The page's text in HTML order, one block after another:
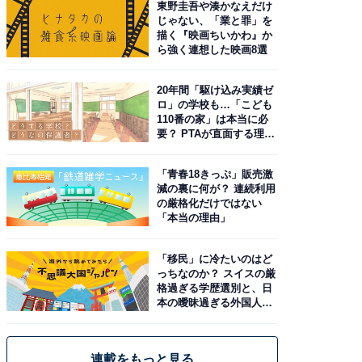
東野圭吾や湊かなえだけ
じゃない、「業と罪」を
描く『映画ちいかわ』か
ら強く連想した映画8選
20年間「駆け込み実績ゼ
ロ」の学校も…「こども
110番の家」は本当に必
要？ PTAが直面する理想
「青春18きっぷ」販売激
減の裏に何が？ 連続利用
の厳格化だけではない
「本当の理由」
「移民」に冷たいのはど
っちなのか？ スイスの厳
格過ぎる学歴選別と、日
本の曖昧過ぎる外国人政
連載をもっと見る